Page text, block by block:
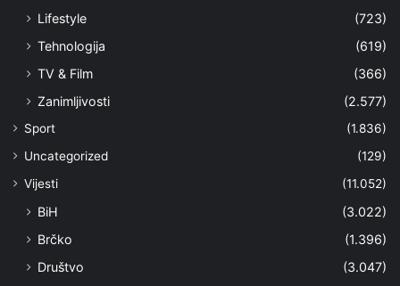
Lifestyle
(723)
Tehnologija
(619)
TV & Film
(366)
Zanimljivosti
(2.577)
Sport
(1.836)
Uncategorized
(129)
Vijesti
(11.052)
BiH
(3.022)
Brčko
(1.396)
Društvo
(3.047)